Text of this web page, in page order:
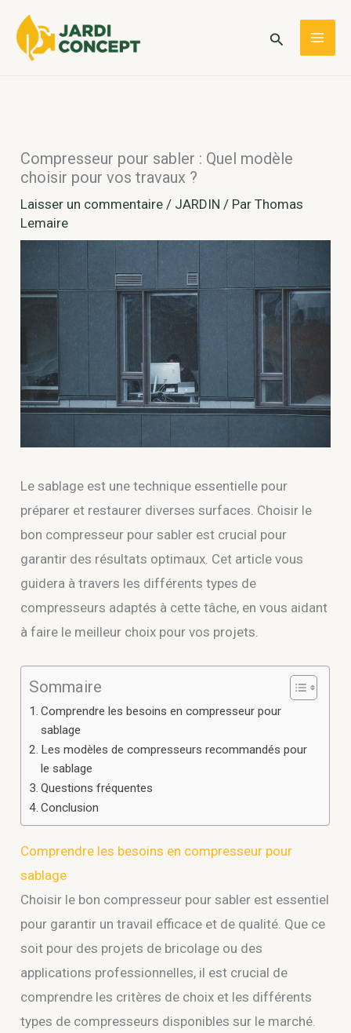
contenu
Rechercher
Compresseur pour sabler : Quel modèle
choisir pour vos travaux ?
Laisser un commentaire / JARDIN / ParThomas
Lemaire
Le sablage est une technique essentielle pour
préparer et restaurer diverses surfaces. Choisir le
bon compresseur pour sabler est crucial pour
garantir des résultats optimaux. Cet article vous
guidera à travers les différents types de
compresseurs adaptés à cette tâche, en vous aidant
à faire le meilleur choix pour vos projets.
Sommaire
Comprendre les besoins en compresseur pour
sablage
Les modèles de compresseurs recommandés pour
le sablage
Questions fréquentes
Conclusion
Comprendre les besoins en compresseur pour
sablage
Choisir le bon compresseur pour sabler est essentiel
pour garantir un travail efficace et de qualité. Que ce
soit pour des projets de bricolage ou des
applications professionnelles, il est crucial de
comprendre les critères de choix et les différents
types de compresseurs disponibles sur le marché.